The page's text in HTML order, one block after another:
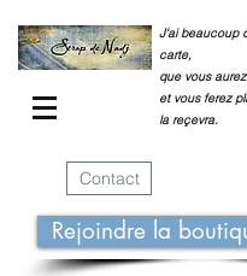
J'ai beaucoup
carte,
que vous
et vous ferez
la reçevra.
Contact
Rejoindre la